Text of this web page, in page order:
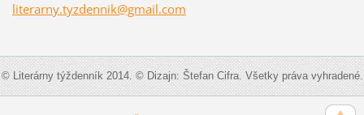
literarny.tyzdennik@gmail.com
© Literárny týždenník 2014. © Dizajn: Štefan Cifra. Všetky práva vyhradené.